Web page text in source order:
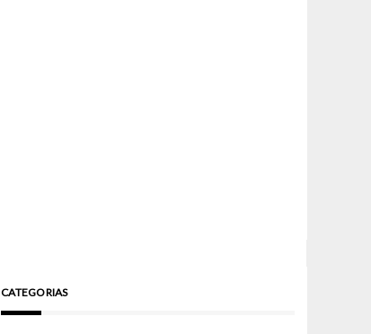
CATEGORIAS